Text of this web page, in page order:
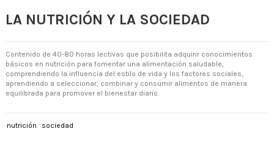
LA NUTRICIÓN Y LA SOCIEDAD
Contenido de 40-80 horas lectivas que posibilita adquirir conocimientos
básicos en nutrición para fomentar una alimentación saludable,
comprendiendo la influencia del estilo de vida y los factores sociales,
aprendiendo a seleccionar, combinar y consumir alimentos de manera
equilibrada para promover el bienestar diario.
nutrición sociedad